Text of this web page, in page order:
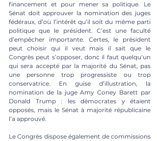
financement et pour mener sa politique. Le
Sénat doit approuver la nomination des juges
fédéraux, d’où l’intérêt qu’il soit du même parti
politique que le président. C’est une faculté
d’empêcher importante. Certes, le président
peut choisir qui il veut mais il sait que le
Congrès peut s’opposer, donc il faut quelqu‘un
qui sera accepté par la majorité du Sénat, pas
une personne trop progressiste ou trop
conservatrice. En guise d’illustration, la
nomination de la juge Amy Coney Barett par
Donald Trump : les démocrates y étaient
opposés, mais le Sénat à majorité républicaine
l’a approuvé.
Le Congrès dispose également de commissions